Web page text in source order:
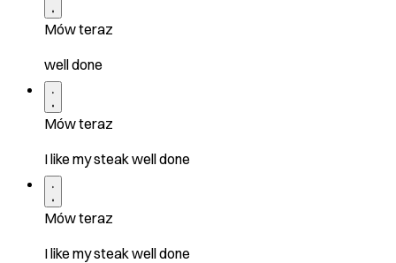
Mów teraz
well done
Mów teraz
I like my steak well done
Mów teraz
I like my steak well done